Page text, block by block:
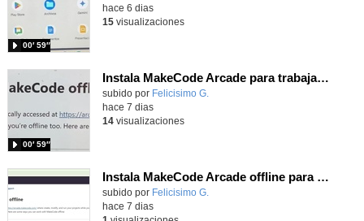
00′ 59″
hace 6 dias
15visualizaciones
Instala MakeCode Arcade para trabajar offline en tu tablet, ordenador, Chromebook
Contenido educativo.
subido por Felicisimo G.
00′ 59″
hace 7 dias
14visualizaciones
Instala MakeCode Arcade offline para programar grandes juegos sin necesidad de Internet
Contenido educativo.
subido por Felicisimo G.
hace 7 dias